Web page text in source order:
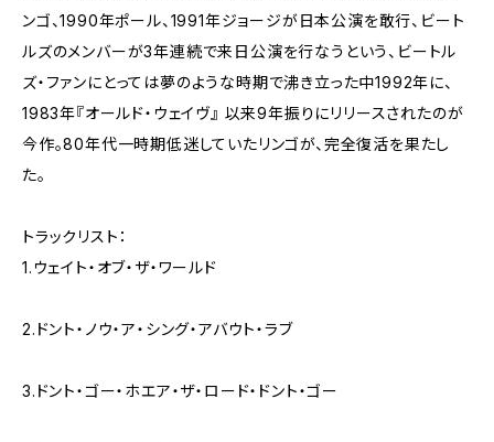
ンゴ、1990年ポール、1991年ジョージが日本公演を敢行、ビート
ルズのメンバーが3年連続で来日公演を行なうという、ビートル
ズ・ファンにとっては夢のような時期で沸き立った中1992年に、
1983年『オールド・ウェイヴ』 以来9年振りにリリースされたのが
今作。80年代一時期低迷していたリンゴが、完全復活を果たし
た。
トラックリスト：
1.ウェイト・オブ・ザ・ワールド
2.ドント・ノウ・ア・シング・アバウト・ラブ
3.ドント・ゴー・ホエア・ザ・ロード・ドント・ゴー